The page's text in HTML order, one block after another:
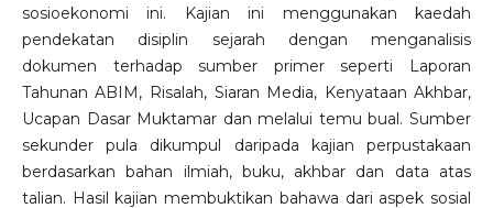
sosioekonomi ini. Kajian ini menggunakan kaedah
pendekatan disiplin sejarah dengan menganalisis
dokumen terhadap sumber primer seperti Laporan
Tahunan ABIM, Risalah, Siaran Media, Kenyataan Akhbar,
Ucapan Dasar Muktamar dan melalui temu bual. Sumber
sekunder pula dikumpul daripada kajian perpustakaan
berdasarkan bahan ilmiah, buku, akhbar dan data atas
talian. Hasil kajian membuktikan bahawa dari aspek sosial